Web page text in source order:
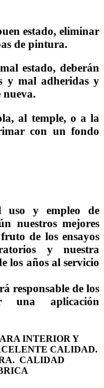
estado, eliminar
de pintura.
estado, deberán
y mal adheridas y
nueva.
al temple, o a la
con un fondo
uso y empleo de
nuestros mejores
de los ensayos
y nuestra
los años al servicio
responsable de los
una aplicación
INTERIOR Y
CALIDAD.
CALIDAD